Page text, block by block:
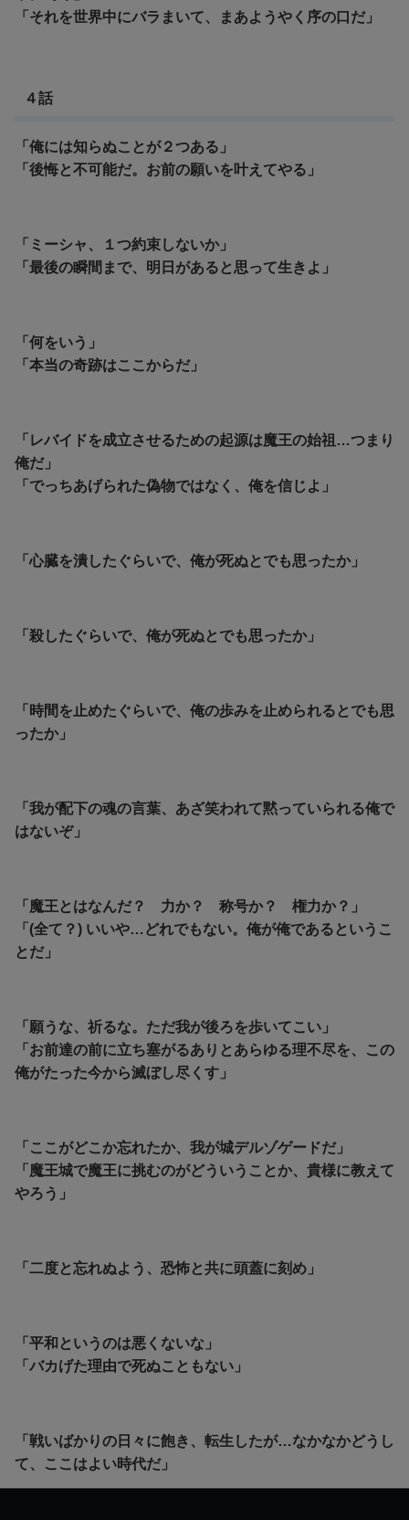
「それを世界中にバラまいて、まあようやく序の口だ」
４話
「俺には知らぬことが２つある」
「後悔と不可能だ。お前の願いを叶えてやる」
「ミーシャ、１つ約束しないか」
「最後の瞬間まで、明日があると思って生きよ」
「何をいう」
「本当の奇跡はここからだ」
「レバイドを成立させるための起源は魔王の始祖…つまり
俺だ」
「でっちあげられた偽物ではなく、俺を信じよ」
「心臓を潰したぐらいで、俺が死ぬとでも思ったか」
「殺したぐらいで、俺が死ぬとでも思ったか」
「時間を止めたぐらいで、俺の歩みを止められるとでも思
ったか」
「我が配下の魂の言葉、あざ笑われて黙っていられる俺で
はないぞ」
「魔王とはなんだ？ 力か？ 称号か？ 権力か？」
「(全て？) いいや…どれでもない。俺が俺であるというこ
とだ」
「願うな、祈るな。ただ我が後ろを歩いてこい」
「お前達の前に立ち塞がるありとあらゆる理不尽を、この
俺がたった今から滅ぼし尽くす」
「ここがどこか忘れたか、我が城デルゾゲードだ」
「魔王城で魔王に挑むのがどういうことか、貴様に教えて
やろう」
「二度と忘れぬよう、恐怖と共に頭蓋に刻め」
「平和というのは悪くないな」
「バカげた理由で死ぬこともない」
「戦いばかりの日々に飽き、転生したが…なかなかどうし
て、ここはよい時代だ」